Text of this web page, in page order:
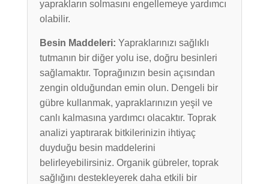
yaprakların solmasını engellemeye yardımcı
olabilir.
Besin Maddeleri: Yapraklarınızı sağlıklı
tutmanın bir diğer yolu ise, doğru besinleri
sağlamaktır. Toprağınızın besin açısından
zengin olduğundan emin olun. Dengeli bir
gübre kullanmak, yapraklarınızın yeşil ve
canlı kalmasına yardımcı olacaktır. Toprak
analizi yaptırarak bitkilerinizin ihtiyaç
duyduğu besin maddelerini
belirleyebilirsiniz. Organik gübreler, toprak
sağlığını destekleyerek daha etkili bir